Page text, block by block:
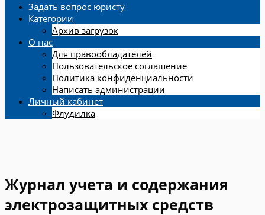
Задать вопрос юристу
Категории
Архив загрузок
О нас
Для правообладателей
Пользовательское соглашение
Политика конфиденциальности
Написать администрации
Личный кабинет
Флудилка
Журнал учета и содержания
электрозащитных средств